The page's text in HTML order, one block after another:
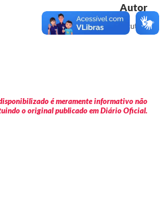
Autor
Executivo
é meramente informativo não
o original publicado em Diário Oficial.